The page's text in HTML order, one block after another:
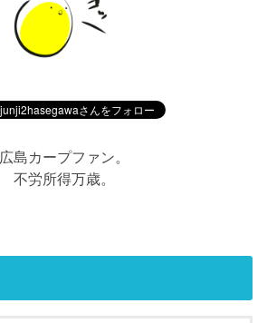
広島カープファン。
不労所得万歳。